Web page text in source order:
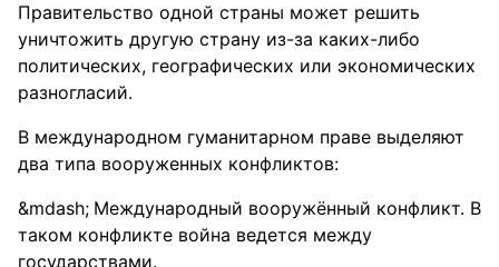
Правительство одной страны может решить
уничтожить другую страну из-за каких-либо
политических, географических или экономических
разногласий.
В международном гуманитарном праве выделяют
два типа вооруженных конфликтов:
Международный вооружённый конфликт. В
таком конфликте война ведется между
государствами.